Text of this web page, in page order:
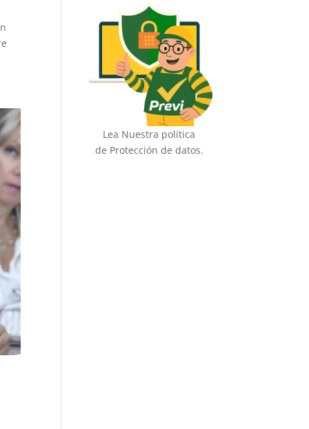
Lea Nuestra política
de Protección de datos.